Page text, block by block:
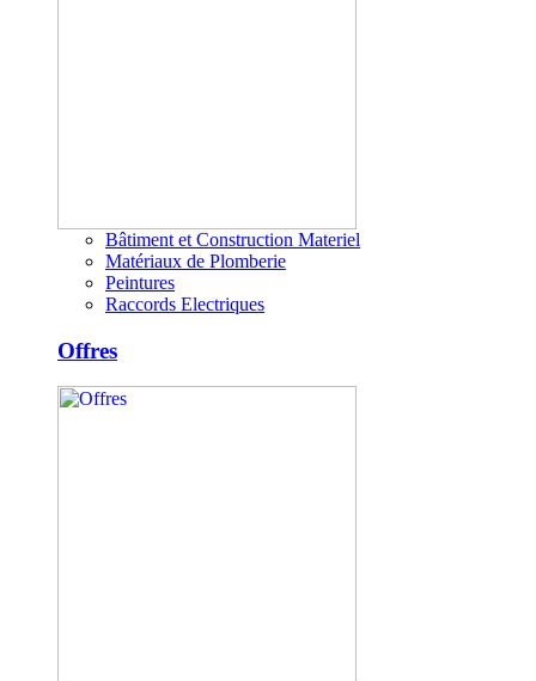
Bâtiment et Construction Materiel
Matériaux de Plomberie
Peintures
Raccords Electriques
Offres